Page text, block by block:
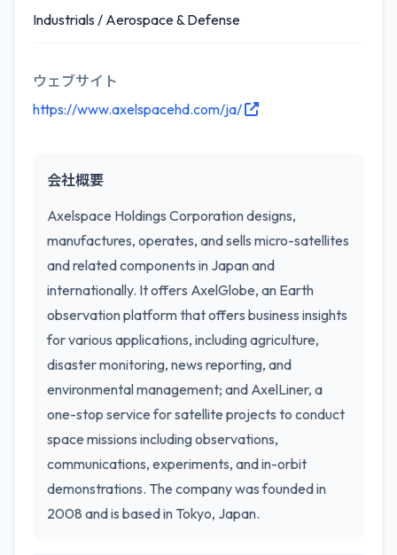
Industrials / Aerospace & Defense
ウェブサイト
https://www.axelspacehd.com/ja/
会社概要
Axelspace Holdings Corporation designs,
manufactures, operates, and sells micro-satellites
and related components in Japan and
internationally. It offers AxelGlobe, an Earth
observation platform that offers business insights
for various applications, including agriculture,
disaster monitoring, news reporting, and
environmental management; and AxelLiner, a
one-stop service for satellite projects to conduct
space missions including observations,
communications, experiments, and in-orbit
demonstrations. The company was founded in
2008 and is based in Tokyo, Japan.